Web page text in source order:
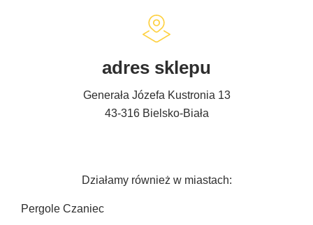
adres sklepu
Generała Józefa Kustronia 13
43-316 Bielsko-Biała
Działamy również w miastach:
Pergole Czaniec